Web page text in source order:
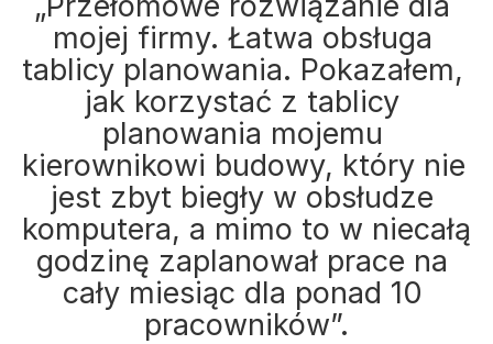
mojej firmy. Łatwa obsługa
tablicy planowania. Pokazałem,
jak korzystać z tablicy
planowania mojemu
kierownikowi budowy, który nie
jest zbyt biegły w obsłudze
komputera, a mimo to w niecałą
godzinę zaplanował prace na
cały miesiąc dla ponad 10
pracowników”.